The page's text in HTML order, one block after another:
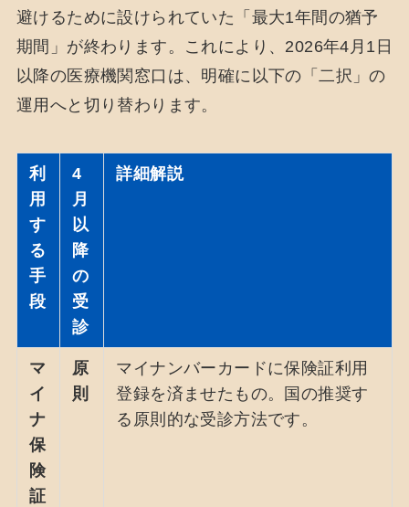
避けるために設けられていた「最大1年間の猶予
期間」が終わります。これにより、2026年4月1日
以降の医療機関窓口は、明確に以下の「二択」の
運用へと切り替わります。
利
用
す
る
手
段
4
月
以
降
の
受
診
詳細解説
マ
イ
ナ
保
険
証
原
則
マイナンバーカードに保険証利用
登録を済ませたもの。国の推奨す
る原則的な受診方法です。